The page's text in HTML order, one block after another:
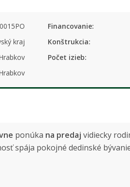
kraj
Financovanie:
Konštrukcia:
Počet izieb:
ponúka na predaj vidiecky
spája pokojné dedinské